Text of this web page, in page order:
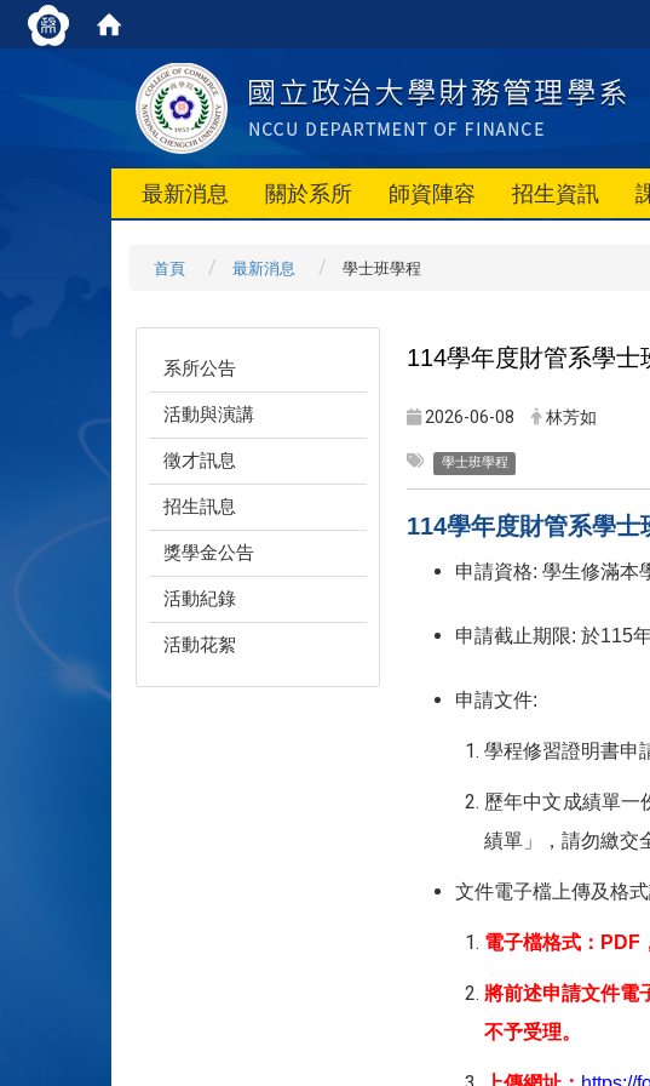
最新消息 關於系所 師資陣容 招生資訊
首頁 最新消息 學士班學程
系所公告
活動與演講
徵才訊息
招生訊息
獎學金公告
活動紀錄
活動花絮
114學年度財管系學士
2026-06-08 林芳如
學士班學程
114學年度財管系學士
申請資格: 學生修滿本
申請截止期限: 於115
申請文件:
學程修習證明書申
歷年中文成績單一
績單」，請勿繳交
文件電子檔上傳及格
電子檔格式：PDF
將前述申請文件電
不予受理。